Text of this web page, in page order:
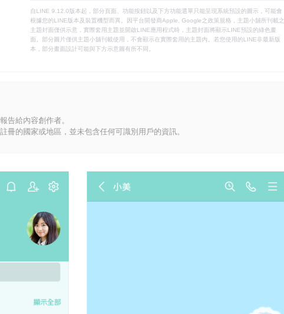
自LINE 9.12.0版本起，部分頁面、功能按鈕以及下方功能選單只能呈現系統預設的圖示，可能會
根據您的LINE版本及裝置機型而異。因平台開發商Apple, Google之政策規格，主題小舖所刊載之
主題封面僅供示意，實際套用主題並開啟LINE應用程式時，主題封面將顯示LINE預設的綠色畫
面。部分圖片僅供主題小舖刊載使用，不會顯示在實際套用的主題內。若您使用的LINE非最新版
本，部分畫面設計可能與下方示意圖有所不同。
告給內容創作者。
冊的國家或地區，並未包含任何可識別用戶的資訊。